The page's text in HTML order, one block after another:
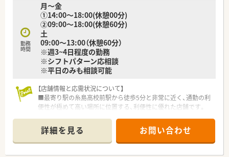
勤務
時間
月～金
①14:00～18:00(休憩00分)
②09:00～18:00(休憩60分)
土
09:00～13:00（休憩60分）
※週3~4日程度の勤務
※シフトパターン応相談
※平日のみも相談可能
【店舗情報と応需状況について】
■最寄り駅の糸島高校前駅から徒歩5分と非常に近く、通勤の利
便性が極めて高い場所に位置する、利便性に優れた店舗です。
枚程度を想定しており、一人ひとりに丁寧な対応が可能です。
■勤務体制は薬剤師が常時1名から2名に事務員が1名加わる構
成で、無理のない落ち着いた環境で業務に取り組めます。
詳細を見る お問い合わせ